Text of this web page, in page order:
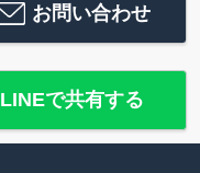
お問い合わせ
LINEで共有する